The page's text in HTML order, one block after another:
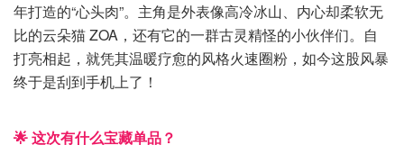
年打造的“心头肉”。主角是外表像高冷冰山、内心却柔软无
比的云朵猫 ZOA，还有它的一群古灵精怪的小伙伴们。自
打亮相起，就凭其温暖疗愈的风格火速圈粉，如今这股风暴
终于是刮到手机上了！
🌟 这次有什么宝藏单品？